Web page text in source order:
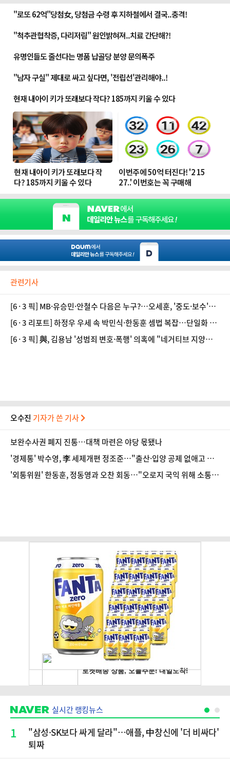
관련기사
[6·3 픽] MB·유승민·안철수 다음은 누구?…오세훈, '중도·보수'
외연 확장 노림수는
[6·3 리포트] 하정우 우세 속 박민식·한동훈 셈법 복잡…단일화 가
능성은 '희박'
[6·3 픽] 與, 김용남 '성범죄 변호·폭행' 의혹에 "네거티브 지양해
오수진 기자가 쓴 기사
보완수사권 폐지 진통…대책 마련은 야당 몫됐나
'경제통' 박수영, 李 세제개편 정조준…"출산·입양 공제 없애고 세
금폭탄"
'외통위원' 한동훈, 정동영과 오찬 회동…"오로지 국익 위해 소통할
실시간 랭킹뉴스
1
"삼성·SK보다 싸게 달라"…애플, 中창신에 '더 비싸다'
퇴짜